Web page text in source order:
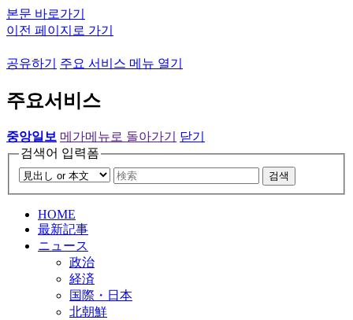
본문 바로가기
이전 페이지로 가기
공유하기 주요 서비스 메뉴 열기
주요서비스
중앙일보 메가메뉴로 돌아가기
닫기
검색어 입력폼
검색
HOME
最新記事
ニュース
政治
経済
国際・日本
北朝鮮